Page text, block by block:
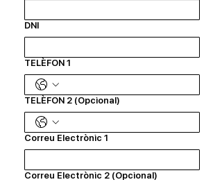
DNI
TELÈFON 1
TELÈFON 2 (Opcional)
Correu Electrònic 1
Correu Electrònic 2 (Opcional)